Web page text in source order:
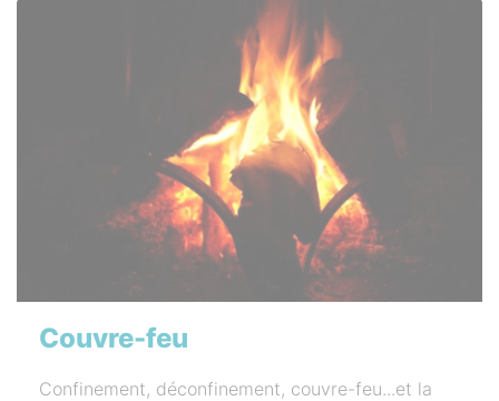
Couvre-feu
Confinement, déconfinement, couvre-feu...et la